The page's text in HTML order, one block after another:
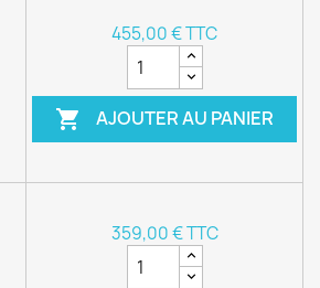
455,00 € TTC
 AJOUTER AU PANIER
359,00 € TTC